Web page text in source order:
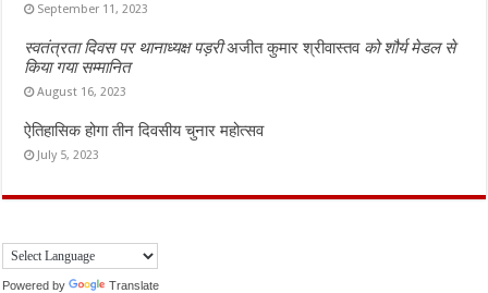
September 11, 2023
स्वतंत्रता दिवस पर थानाध्यक्ष पड़रीअजीत कुमार श्रीवास्तवको शौर्य मेडल से
किया गया सम्मानित
August 16, 2023
ऐतिहासिक होगा तीन दिवसीय चुनार महोत्सव
July 5, 2023
Powered by Translate